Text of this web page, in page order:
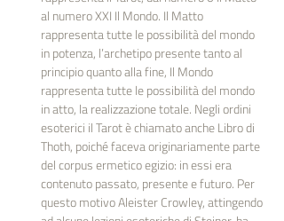
al numero XXI Il Mondo. Il Matto
rappresenta tutte le possibilità del mondo
in potenza, l’archetipo presente tanto al
principio quanto alla fine, Il Mondo
rappresenta tutte le possibilità del mondo
in atto, la realizzazione totale. Negli ordini
esoterici il Tarot è chiamato anche Libro di
Thoth, poiché faceva originariamente parte
del corpus ermetico egizio: in essi era
contenuto passato, presente e futuro. Per
questo motivo Aleister Crowley, attingendo